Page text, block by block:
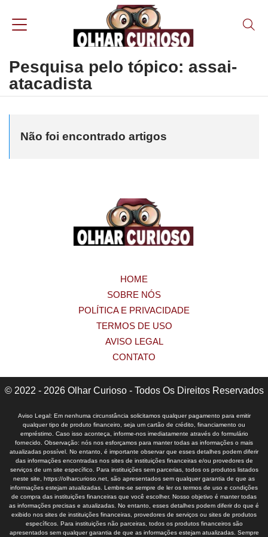
Pesquisa pelo tópico: assai-
atacadista
Não foi encontrado artigos
HOME
SOBRE NÓS
POLÍTICA E PRIVACIDADE
TERMOS DE USO
AVISO LEGAL
CONTATO
© 2022 - 2026 Olhar Curioso - Todos Os Direitos Reservados
Aviso Legal: Em nenhuma circunstância solicitamos qualquer pagamento para emitir
qualquer tipo de produto financeiro, seja um cartão de crédito, financiamento ou
empréstimo. Caso isso aconteça, informe-nos imediatamente através do formulário
fornecido. Observação: nós nos esforçamos para manter todas as informações o mais
atualizadas possível. No entanto, é importante observar que esses detalhes podem diferir
das informações encontradas nos sites de instituições financeiras e/ou provedores de
serviços de um site específico. Para instituições sem parcerias, todos os produtos listados
neste site, https://olharcurioso.net, são apresentados sem qualquer garantia de que as
informações estejam atualizadas. Lembre-se sempre de ler os termos de uso e condições
de compra das instituições financeiras que você escolher. Nosso objetivo é manter todas
as informações precisas e atualizadas. No entanto, esses detalhes podem diferir do que é
exibido nos sites de instituições financeiras, provedores de serviços ou sites de produtos
específicos. Para instituições não parceiras, todos os produtos financeiros são
apresentados sem qualquer garantia de que as informações estejam atualizadas. Sempre